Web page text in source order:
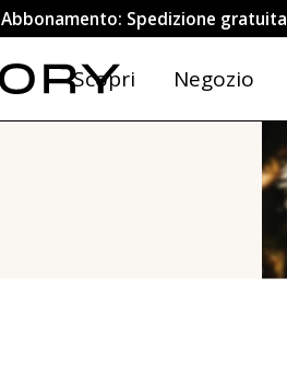
Abbonamento: Spedizione gratuita
Scopri Negozio